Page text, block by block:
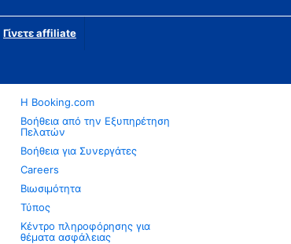
Γίνετε affiliate
Η Booking.com
Βοήθεια από την Εξυπηρέτηση
Πελατών
Βοήθεια για Συνεργάτες
Careers
Βιωσιμότητα
Τύπος
Κέντρο πληροφόρησης για
θέματα ασφάλειας